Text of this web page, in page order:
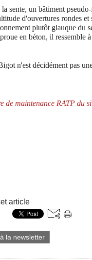
sente, un bâtiment
d'ouvertures rondes
plutôt glauque du
en béton, il ressemble
n'est décidément pas
de maintenance RATP du
article
la newsletter